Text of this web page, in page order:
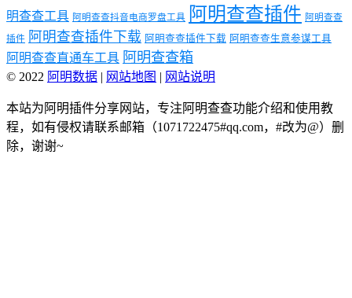
明查查工具 阿明查查抖音电商罗盘工具 阿明查查插件 阿明查查
插件 阿明查查插件下载 阿明查查插件下载 阿明查查生意参谋工具
阿明查查直通车工具 阿明查查箱
© 2022 阿明数据 | 网站地图 | 网站说明
本站为阿明插件分享网站，专注阿明查查功能介绍和使用教
程，如有侵权请联系邮箱（1071722475#qq.com，#改为@）删
除，谢谢~